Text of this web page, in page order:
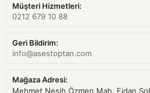
Müşteri Hizmetleri:
0212 679 10 88
Geri Bildirim:
info@asestoptan.com
Mağaza Adresi:
Mehmet Nesih Özmen Mah. Fidan